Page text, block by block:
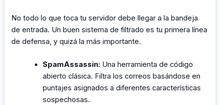
No todo lo que toca tu servidor debe llegar a la bandeja
de entrada. Un buen sistema de filtrado es tu primera línea
de defensa, y quizá la más importante.
SpamAssassin: Una herramienta de código
abierto clásica. Filtra los correos basándose en
puntajes asignados a diferentes características
sospechosas.